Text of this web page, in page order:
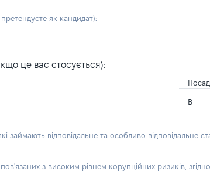
як кандидат):
це вас стосується):
В
займають відповідальне та особливо відповідальне
з високим рівнем корупційних ризиків,